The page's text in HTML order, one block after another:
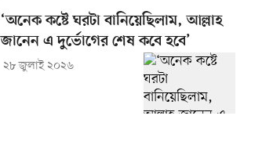
‘অনেক কষ্টে ঘরটা বানিয়েছিলাম, আল্লাহ
জানেন এ দুর্ভোগের শেষ কবে হবে’
২৮ জুলাই ২০২৬